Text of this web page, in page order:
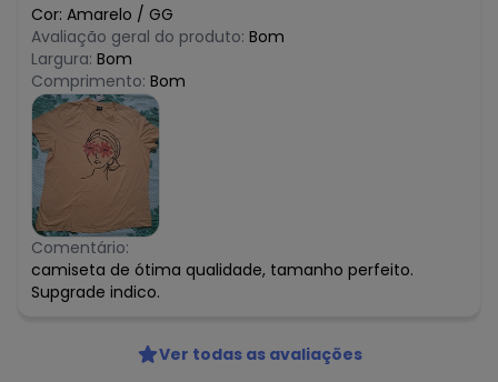
Cor: Amarelo / GG
Avaliação geral do produto: Bom
Largura: Bom
Comprimento: Bom
Comentário:
camiseta de ótima qualidade, tamanho perfeito.
Supgrade indico.
Ver todas as avaliações